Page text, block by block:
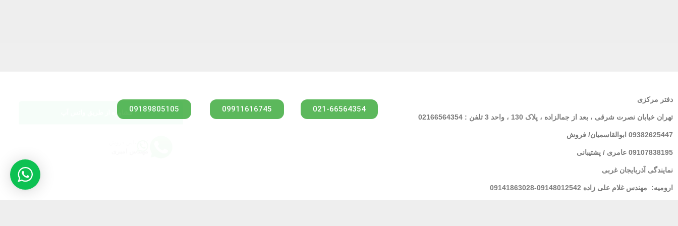
دفتر مرکزی
تهران خیابان نصرت شرقی ، بعد از جمالزاده ، پلاک 130 ، واحد 3 تلفن : 02166564354
09382625447 ابوالقاسمیان/ فروش
09107838195 عامری / پشتیبانی
نمایندگی آذربایجان غربی
ارومیه: مهندس غلام علی زاده 09148012542-09141863028
021-66564354
09911616745
09189805105
کارشناس فروش